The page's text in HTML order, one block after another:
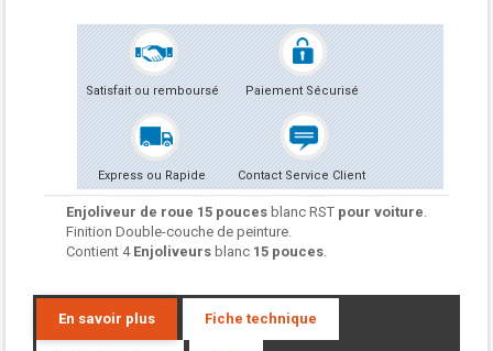
Satisfait ou remboursé Paiement Sécurisé
Express ou Rapide Contact Service Client
Enjoliveur de roue 15 pouces blanc RST pour voiture.
Finition Double-couche de peinture.
Contient 4 Enjoliveurs blanc 15 pouces.
En savoir plus Fiche technique